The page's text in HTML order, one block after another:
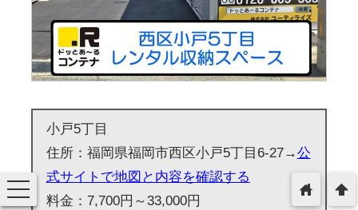
小戸5丁目
住所：福岡県福岡市西区小戸5丁目6-27→公
式サイトで地図と内容を確認する
料金：7,700円～33,000円
toggle
navigation
arrowup
home